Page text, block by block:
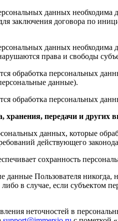
данных необходима
заключения договора по
данных необходима
права и свободы
обработка персональных
данные).
обработка персональных
хранения, передачи и других
данных, которые
действующего
сохранность
данные Пользователя
либо в случае, если субъектом
неточностей в